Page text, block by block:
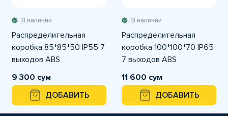
В наличии
Распределительная
коробка 85*85*50 IP55 7
выходов ABS
9 300 сум
ДОБАВИТЬ
В наличии
Распределительная
коробка 100*100*70 IP65
7 выходов ABS
11 600 сум
ДОБАВИТЬ